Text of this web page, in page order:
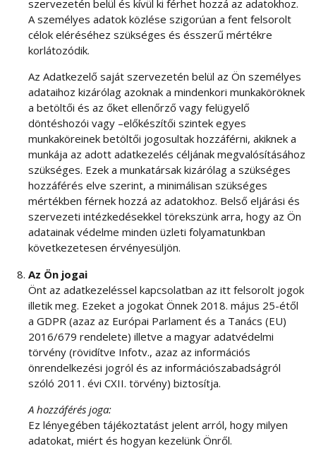
szervezetén belül és kívül ki férhet hozzá az adatokhoz.
A személyes adatok közlése szigorúan a fent felsorolt
célok eléréséhez szükséges és ésszerű mértékre
korlátozódik.
Az Adatkezelő saját szervezetén belül az Ön személyes
adataihoz kizárólag azoknak a mindenkori munkaköröknek
a betöltői és az őket ellenőrző vagy felügyelő
döntéshozói vagy –előkészítői szintek egyes
munkaköreinek betöltői jogosultak hozzáférni, akiknek a
munkája az adott adatkezelés céljának megvalósításához
szükséges. Ezek a munkatársak kizárólag a szükséges
hozzáférés elve szerint, a minimálisan szükséges
mértékben férnek hozzá az adatokhoz. Belső eljárási és
szervezeti intézkedésekkel törekszünk arra, hogy az Ön
adatainak védelme minden üzleti folyamatunkban
következetesen érvényesüljön.
Az Ön jogai
Önt az adatkezeléssel kapcsolatban az itt felsorolt jogok
illetik meg. Ezeket a jogokat Önnek 2018. május 25-étől
a GDPR (azaz az Európai Parlament és a Tanács (EU)
2016/679 rendelete) illetve a magyar adatvédelmi
törvény (rövidítve Infotv., azaz az információs
önrendelkezési jogról és az információszabadságról
szóló 2011. évi CXII. törvény) biztosítja.
A hozzáférés joga:
Ez lényegében tájékoztatást jelent arról, hogy milyen
adatokat, miért és hogyan kezelünk Önről.